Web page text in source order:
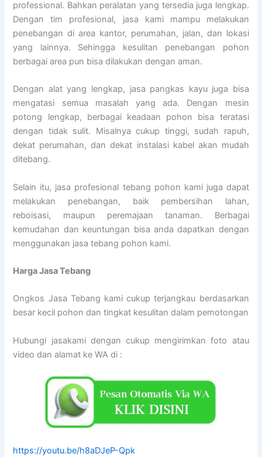
professional. Bahkan peralatan yang tersedia juga lengkap.
Dengan tim profesional, jasa kami mampu melakukan
penebangan di area kantor, perumahan, jalan, dan lokasi
yang lainnya. Sehingga kesulitan penebangan pohon
berbagai area pun bisa dilakukan dengan aman.
Dengan alat yang lengkap, jasa pangkas kayu juga bisa
mengatasi semua masalah yang ada. Dengan mesin
potong lengkap, berbagai keadaan pohon bisa teratasi
dengan tidak sulit. Misalnya cukup tinggi, sudah rapuh,
dekat perumahan, dan dekat instalasi kabel akan mudah
ditebang.
Selain itu, jasa profesional tebang pohon kami juga dapat
melakukan penebangan, baik pembersihan lahan,
reboisasi, maupun peremajaan tanaman. Berbagai
kemudahan dan keuntungan bisa anda dapatkan dengan
menggunakan jasa tebang pohon kami.
Harga Jasa Tebang
Ongkos Jasa Tebang kami cukup terjangkau berdasarkan
besar kecil pohon dan tingkat kesulitan dalam pemotongan
Hubungi jasakami dengan cukup mengirimkan foto atau
video dan alamat ke WA di :
https://youtu.be/h8aDJeP-Qpk